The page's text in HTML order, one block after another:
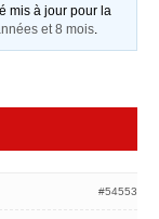
mis à jour pour la
et 8 mois.
#54553